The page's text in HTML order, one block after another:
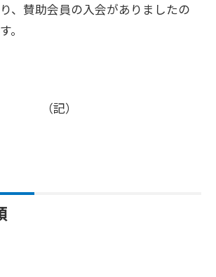
、賛助会員の入会がありましたの
。
（記）